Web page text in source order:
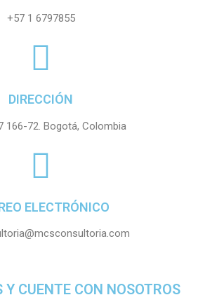
+57 1 6797855
DIRECCIÓN
166-72. Bogotá, Colombia
ELECTRÓNICO
CUENTE CON NOSOTROS